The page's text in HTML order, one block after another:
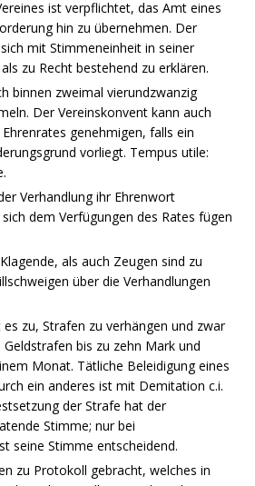
ist verpflichtet, das Amt eines
hin zu übernehmen. Der
mit Stimmeneinheit in seiner
zu Recht bestehend zu erklären.
binnen zweimal vierundzwanzig
Der Vereinskonvent kann auch
genehmigen, falls ein
vorliegt. Tempus utile:
Verhandlung ihr Ehrenwort
dem Verfügungen des Rates fügen
als auch Zeugen sind zu
über die Verhandlungen
zu, Strafen zu verhängen und zwar
bis zu zehn Mark und
Monat. Tätliche Beleidigung eines
ein anderes ist mit Demitation c.i.
der Strafe hat der
Stimme; nur bei
seine Stimme entscheidend.
zu Protokoll gebracht, welches in